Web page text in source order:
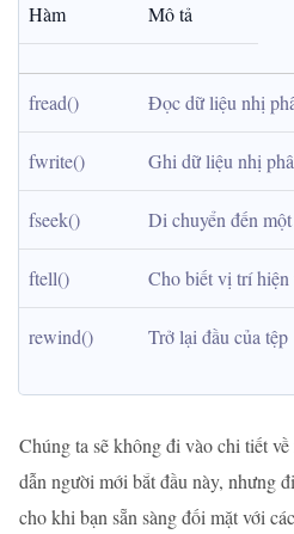
Hàm Mô tả
fread() Đọc dữ liệu nhị
fwrite() Ghi dữ liệu nhị
fseek() Di chuyển đến
ftell() Cho biết vị trí hiện
rewind() Trở lại đầu của tệp
Chúng ta sẽ không đi vào chi tiết
dẫn người mới bắt đầu này, nhưng
cho khi bạn sẵn sàng đối mặt với